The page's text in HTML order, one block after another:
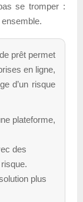
se tromper :
prêt permet
en ligne,
d’un risque
plateforme,
des
plus